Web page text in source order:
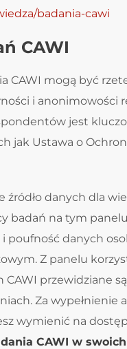
badania-cawi
CAWI
CAWI mogą być
i anonimowości
jest
jak Ustawa o
źródło danych dla
badań na tym
poufność danych
Z panelu
CAWI przewidziane
Za
wymienić na
CAWI w